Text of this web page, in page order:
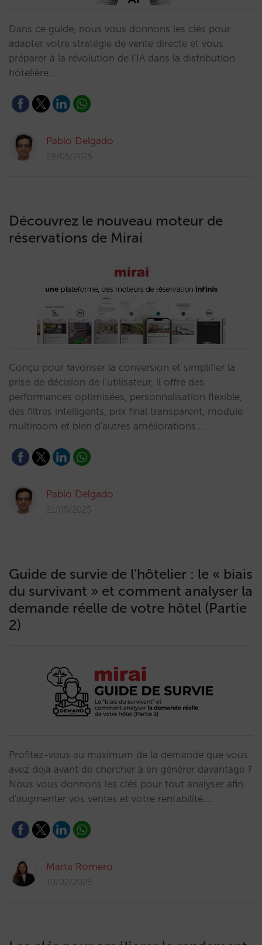
Dans ce guide, nous vous donnons les clés pour
adapter votre stratégie de vente directe et vous
préparer à la révolution de l’IA dans la distribution
hôtelière.…
Pablo Delgado
29/05/2025
Découvrez le nouveau moteur de
réservations de Mirai
Conçu pour favoriser la conversion et simplifier la
prise de décision de l’utilisateur, il offre des
performances optimisées, personnalisation flexible,
des filtres intelligents, prix final transparent, module
multiroom et bien d'autres améliorations.…
Pablo Delgado
21/05/2025
Guide de survie de l’hôtelier : le « biais
du survivant » et comment analyser la
demande réelle de votre hôtel (Partie
2)
Profitez-vous au maximum de la demande que vous
avez déjà avant de chercher à en générer davantage ?
Nous vous donnons les clés pour tout analyser afin
d'augmenter vos ventes et votre rentabilité.…
Marta Romero
10/02/2025